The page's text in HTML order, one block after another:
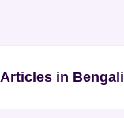
Articles in Bengali